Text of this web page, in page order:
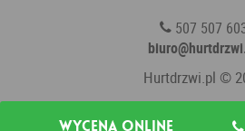
Wycena online
507 507
Hurtdrzwi.pl ©